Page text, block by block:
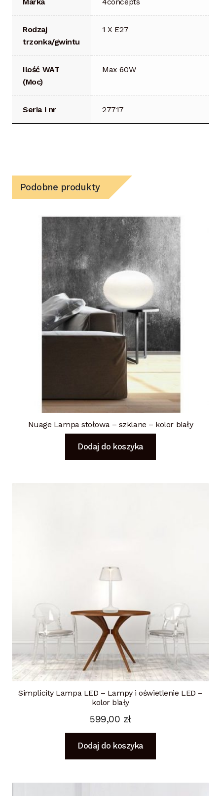
Rodzaj
trzonka/gwintu
1 X E27
Ilość WAT
(Moc)
Max 60W
Seria i nr 27717
Podobne produkty
Nuage Lampa stołowa – szklane – kolor biały
Dodaj do koszyka
Simplicity Lampa LED – Lampy i oświetlenie LED –
kolor biały
599,00 zł
Dodaj do koszyka